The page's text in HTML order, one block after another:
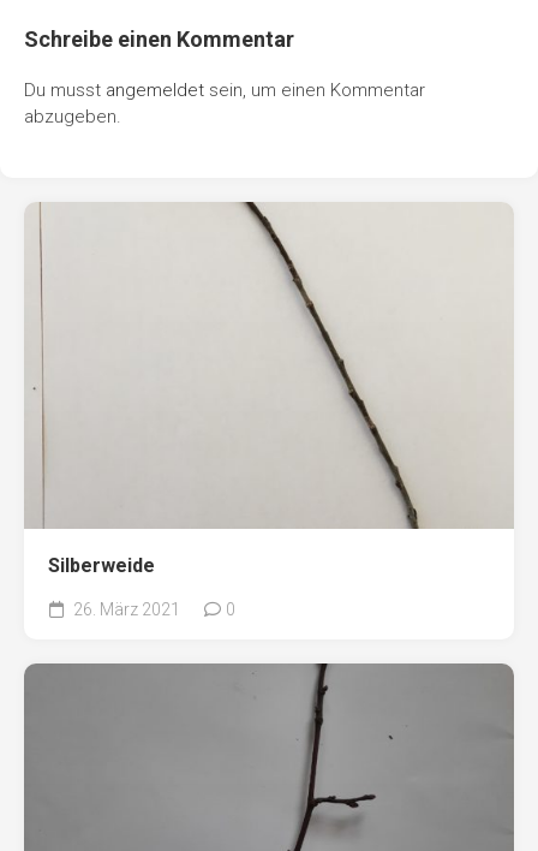
Schreibe einen Kommentar
Du musst angemeldet sein, um einen Kommentar
abzugeben.
Silberweide
26. März 2021 0